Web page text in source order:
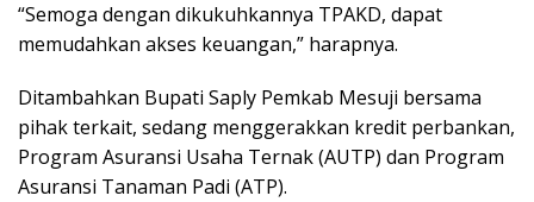
“Semoga dengan dikukuhkannya TPAKD, dapat
memudahkan akses keuangan,” harapnya.
Ditambahkan Bupati Saply Pemkab Mesuji bersama
pihak terkait, sedang menggerakkan kredit perbankan,
Program Asuransi Usaha Ternak (AUTP) dan Program
Asuransi Tanaman Padi (ATP).